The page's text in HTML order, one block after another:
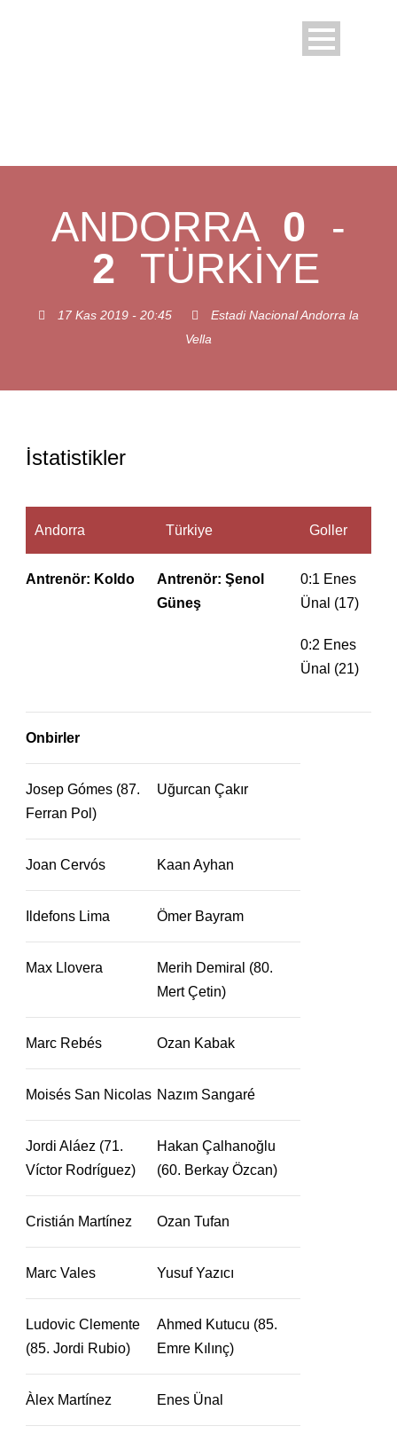
ANDORRA 0
-
2 TÜRKIYE
17 Kas 2019 - 20:45
Estadi Nacional Andorra la
Vella
İstatistikler
Andorra Türkiye Goller
Antrenör: Koldo
Antrenör: Şenol
Güneş
0:1 Enes
Ünal (17)
0:2 Enes
Ünal (21)
Onbirler
Josep Gómes (87.
Ferran Pol)
Uğurcan Çakır
Joan Cervós Kaan Ayhan
Ildefons Lima Ömer Bayram
Max Llovera
Merih Demiral (80.
Mert Çetin)
Marc Rebés Ozan Kabak
Moisés San Nicolas Nazım Sangaré
Jordi Aláez (71.
Víctor Rodríguez)
Hakan Çalhanoğlu
(60. Berkay Özcan)
Cristián Martínez Ozan Tufan
Marc Vales Yusuf Yazıcı
Ludovic Clemente
(85. Jordi Rubio)
Ahmed Kutucu (85.
Emre Kılınç)
Àlex Martínez Enes Ünal